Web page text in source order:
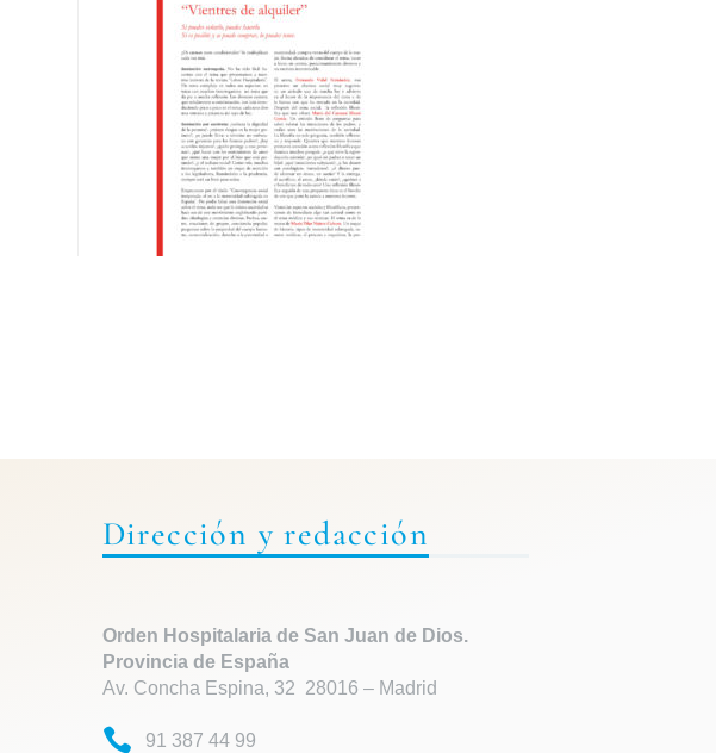
Dirección y redacción
Orden Hospitalaria de San Juan de Dios.
Provincia de España
Av. Concha Espina, 32 28016 – Madrid
91 387 44 99